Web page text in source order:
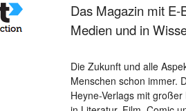
Das Magazin mit E-
Medien und in
Die Zukunft und alle
Menschen schon immer.
Heyne-Verlags mit